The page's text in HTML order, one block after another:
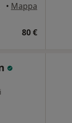
• Mappa
80 €